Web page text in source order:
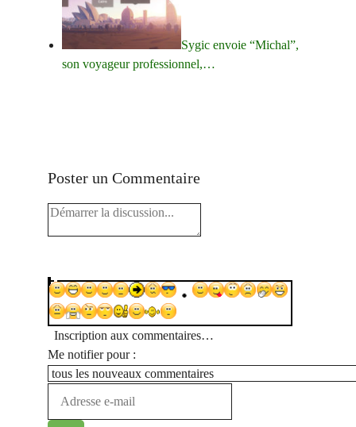
Sygic envoie “Michal”,
son voyageur professionnel,…
Poster un Commentaire
Inscription aux commentaires…
Me notifier pour :